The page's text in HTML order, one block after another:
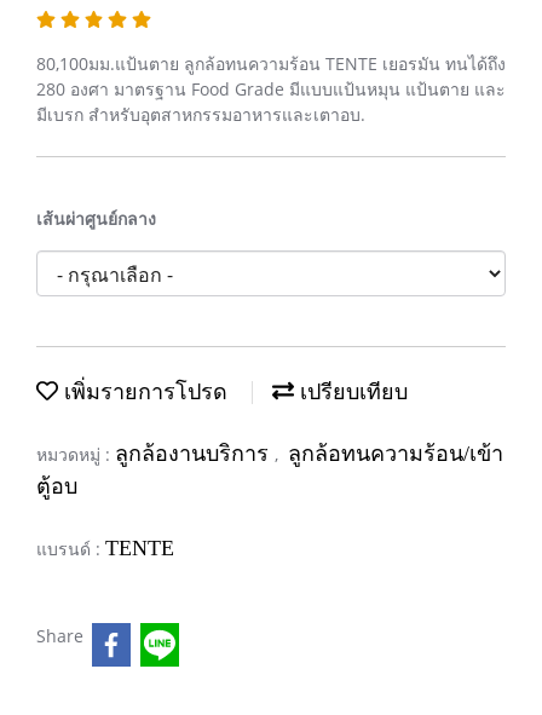
80,100มม.แป้นตาย ลูกล้อทนความร้อน TENTE เยอรมัน ทนได้ถึง
280 องศา มาตรฐาน Food Grade มีแบบแป้นหมุน แป้นตาย และ
มีเบรก สำหรับอุตสาหกรรมอาหารและเตาอบ.
เส้นผ่าศูนย์กลาง
เพิ่มรายการโปรด เปรียบเทียบ
หมวดหมู่ : ลูกล้องานบริการ , ลูกล้อทนความร้อน/เข้า
ตู้อบ
แบรนด์ : TENTE
Share